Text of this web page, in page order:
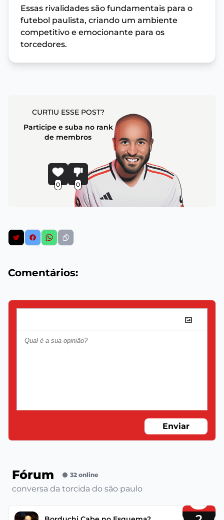
Essas rivalidades são fundamentais para o
futebol paulista, criando um ambiente
competitivo e emocionante para os
torcedores.
CURTIU ESSE POST?
Participe e suba no rank
de membros
0 0
Comentários:
Enviar
Fórum 32 online
conversa da torcida do são paulo